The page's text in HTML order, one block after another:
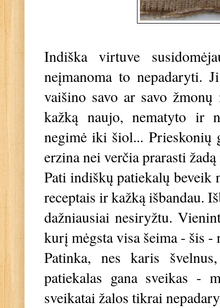
Indiška virtuve
neįmanoma to nepadaryti.
vaišino savo ar savo
kažką naujo, nematyto ir
negimė iki šiol... Prieskonių
erzina nei verčia prarasti
Pati indiškų patiekalų
receptais ir kažką išbandau.
dažniausiai nesiryžtu.
kurį mėgsta visa šeima - šis
Patinka, nes karis
patiekalas gana sveikas -
sveikatai žalos tikrai